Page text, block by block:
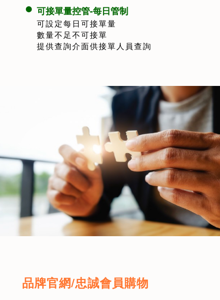
可接單量控管-每日管制
可設定每日可接單量
數量不足不可接單
提供查詢介面供接單人員查詢
品牌官網/忠誠會員購物